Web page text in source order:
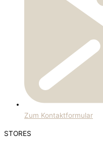
Zum Kontaktformular
STORES